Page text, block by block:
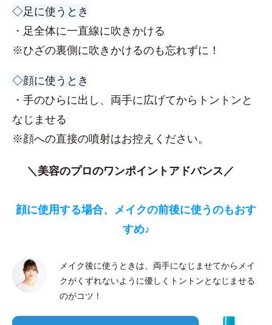
◇足に使うとき
・足全体に一直線に吹きかける
※ひざの裏側に吹きかけるのも忘れずに！
◇顔に使うとき
・手のひらに出し、両手に広げてからトントンと
なじませる
※顔への直接の噴射はお控えください。
＼美容のプロのワンポイントアドバンス／
顔に使用する場合、メイクの前後に使うのもおす
すめ♪
メイク後に使うときは、両手になじませてからメイ
クがくずれないように優しくトントンとなじませる
のがコツ！